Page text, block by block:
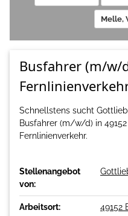
Melle,
Busfahrer (m/w/
Schnellstens sucht
Busfahrer (m/w/d) in
Fernlinienverkehr.
Stellenangebot
von:
Arbeitsort: 49152